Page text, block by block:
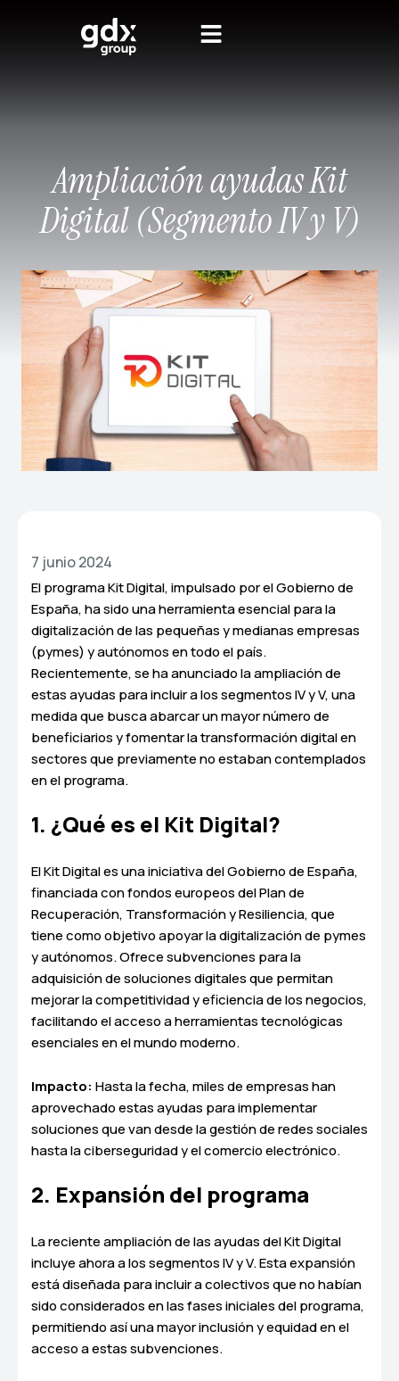
Ampliación ayudas Kit
Digital (Segmento IV y V)
7 junio 2024
El programa Kit Digital, impulsado por el Gobierno de
España, ha sido una herramienta esencial para la
digitalización de las pequeñas y medianas empresas
(pymes) y autónomos en todo el país.
Recientemente, se ha anunciado la ampliación de
estas ayudas para incluir a los segmentos IV y V, una
medida que busca abarcar un mayor número de
beneficiarios y fomentar la transformación digital en
sectores que previamente no estaban contemplados
en el programa.
1. ¿Qué es el Kit Digital?
El Kit Digital es una iniciativa del Gobierno de España,
financiada con fondos europeos del Plan de
Recuperación, Transformación y Resiliencia, que
tiene como objetivo apoyar la digitalización de pymes
y autónomos. Ofrece subvenciones para la
adquisición de soluciones digitales que permitan
mejorar la competitividad y eficiencia de los negocios,
facilitando el acceso a herramientas tecnológicas
esenciales en el mundo moderno.
Impacto: Hasta la fecha, miles de empresas han
aprovechado estas ayudas para implementar
soluciones que van desde la gestión de redes sociales
hasta la ciberseguridad y el comercio electrónico.
2. Expansión del programa
La reciente ampliación de las ayudas del Kit Digital
incluye ahora a los segmentos IV y V. Esta expansión
está diseñada para incluir a colectivos que no habían
sido considerados en las fases iniciales del programa,
permitiendo así una mayor inclusión y equidad en el
acceso a estas subvenciones.